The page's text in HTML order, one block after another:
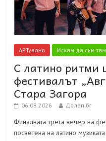
АРТуално Искам да съм там
С латино ритми
фестивалът
Стара Загора
06.08.2026 Долап.бг
Финалната трета вечер на
посветена на латино